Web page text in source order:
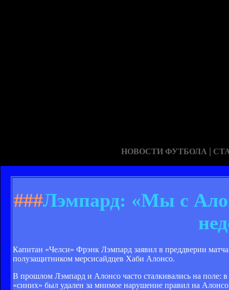
НОВОСТИ ФУТБОЛА |
###Лэмпард: «Мы с
Капитан «Челси» Фрэнк Лэмпард заявил в преддверии
полузащитником мерсисайдцев Хаби Алонсо.
В прошлом Лэмпард и Алонсо часто сталкивались на поле:
«синих» был удален за мнимое нарушение правил на